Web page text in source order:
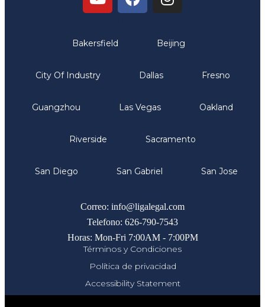
Bakersfield Beijing
City Of Industry Dallas Fresno
Guangzhou Las Vegas Oakland
Riverside Sacramento
San Diego San Gabriel San Jose
Correo: info@ligalegal.com
Telefono: 626-790-7543
Horas: Mon-Fri 7:00AM - 7:00PM
Términos y Condiciones
Política de privacidad
Accessibility Statement